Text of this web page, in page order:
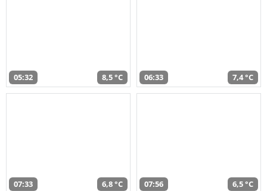
05:32 8,5 °C 06:33 7,4 °C
07:33 6,8 °C 07:56 6,5 °C